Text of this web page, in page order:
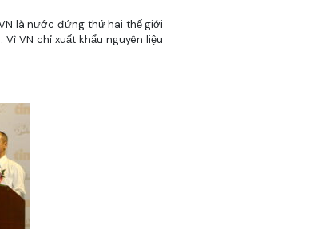
là nước đứng thứ hai thế giới
VN chỉ xuất khẩu nguyên liệu